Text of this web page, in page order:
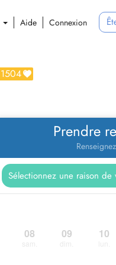
Aide Connexion
1504
Prendre
08 09 10